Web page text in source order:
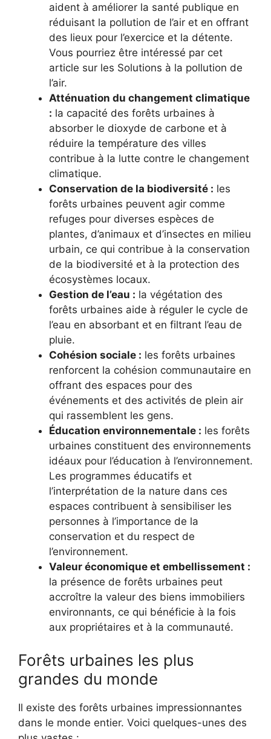
aident à améliorer la santé publique en
réduisant la pollution de l’air et en offrant
des lieux pour l’exercice et la détente.
Vous pourriez être intéressé par cet
article sur les Solutions à la pollution de
l’air.
Atténuation du changement climatique
: la capacité des forêts urbaines à
absorber le dioxyde de carbone et à
réduire la température des villes
contribue à la lutte contre le changement
climatique.
Conservation de la biodiversité : les
forêts urbaines peuvent agir comme
refuges pour diverses espèces de
plantes, d’animaux et d’insectes en milieu
urbain, ce qui contribue à la conservation
de la biodiversité et à la protection des
écosystèmes locaux.
Gestion de l’eau : la végétation des
forêts urbaines aide à réguler le cycle de
l’eau en absorbant et en filtrant l’eau de
pluie.
Cohésion sociale : les forêts urbaines
renforcent la cohésion communautaire en
offrant des espaces pour des
événements et des activités de plein air
qui rassemblent les gens.
Éducation environnementale : les forêts
urbaines constituent des environnements
idéaux pour l’éducation à l’environnement.
Les programmes éducatifs et
l’interprétation de la nature dans ces
espaces contribuent à sensibiliser les
personnes à l’importance de la
conservation et du respect de
l’environnement.
Valeur économique et embellissement :
la présence de forêts urbaines peut
accroître la valeur des biens immobiliers
environnants, ce qui bénéficie à la fois
aux propriétaires et à la communauté.
Forêts urbaines les plus
grandes du monde
Il existe des forêts urbaines impressionnantes
dans le monde entier. Voici quelques-unes des